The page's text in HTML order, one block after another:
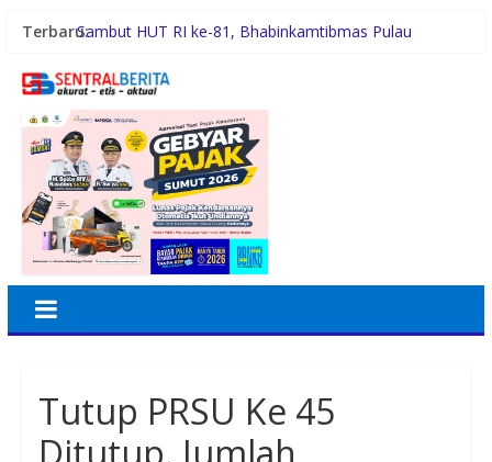
Terbaru:Sambut HUT RI ke-81, Bhabinkamtibmas Pulau
Tafoo’lo Nehe, Pelompat Batu Nias Mohon Diundang
Pemko Medan Didesak Prioritaskan Pembangunan
Jalan 2026
Dinkes Medan Didesak Lakukan Rehabilitasi Fasilitas
Puskesmas
Aipda Hery Gusnihardi Gelar Cooling System di Kuala
Silo Bestari, Ajak Warga Jaga Kamtibmas
Tutup PRSU Ke 45
Ditutup, Jumlah